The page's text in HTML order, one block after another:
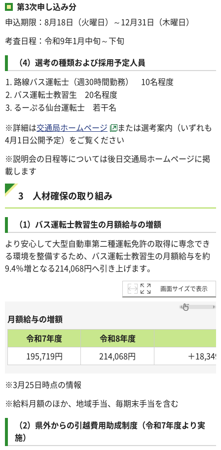
第3次申し込み分
申込期限：8月18日（火曜日）～12月31日（木曜日）
考査日程：令和9年1月中旬～下旬
（4）選考の種類および採用予定人員
路線バス運転士（週30時間勤務） 10名程度
バス運転士教習生 20名程度
るーぷる仙台運転士 若干名
※詳細は交通局ホームページ
または選考案内（いずれも
4月1日公開予定）をご覧ください
※説明会の日程等については後日交通局ホームページに掲
載します
3 人材確保の取り組み
（1）バス運転士教習生の月額給与の増額
より安心して大型自動車第二種運転免許の取得に専念でき
る環境を整備するため、バス運転士教習生の月額給与を約
9.4％増となる214,068円へ引き上げます。
画面サイズで表示
月額給与の増額
令和7年度
令和8年度
195,719円
214,068円 ＋
※3月25日時点の情報
※給料月額のほか、地域手当、毎期末手当を含む
（2）県外からの引越費用助成制度（令和7年度より実
施）